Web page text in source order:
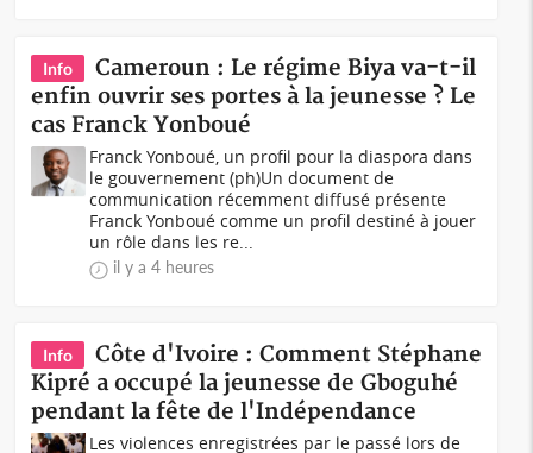
Info
Cameroun : Le régime Biya va-t-il
enfin ouvrir ses portes à la jeunesse ? Le
cas Franck Yonboué
Franck Yonboué, un profil pour la diaspora dans
le gouvernement (ph)Un document de
communication récemment diffusé présente
Franck Yonboué comme un profil destiné à jouer
un rôle dans les re...
il y a 4 heures
Info
Côte d'Ivoire : Comment Stéphane
Kipré a occupé la jeunesse de Gboguhé
pendant la fête de l'Indépendance
Les violences enregistrées par le passé lors de